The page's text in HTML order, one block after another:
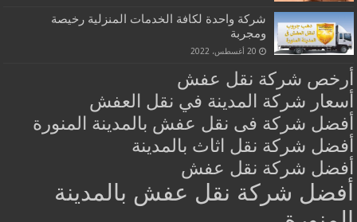
شركة واحدة لكافة الخدمات المنزلية رخيصة
ومجربة
20 أغسطس، 2022
أرخص شركة نقل عفش
أسعار شركة المدينة في نقل العفش
أفضل شركة فى نقل عفش بالمدينة المنورة
أفضل شركة نقل اثاث بالمدينة
أفضل شركة نقل عفش
أفضل شركة نقل عفش بالمدينة